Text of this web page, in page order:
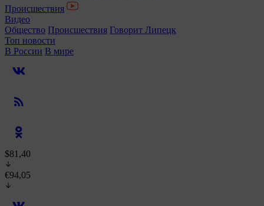
Происшествия
Видео
Общество Происшествия Говорит Липецк
Топ новости
В России В мире
$81,40
€94,05